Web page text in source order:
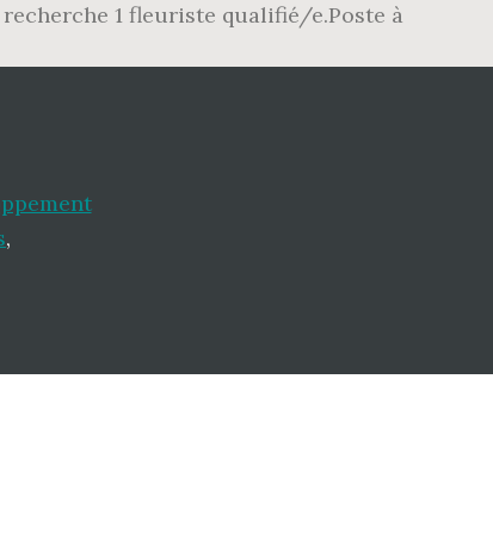
recherche 1 fleuriste qualifié/e.Poste à
,